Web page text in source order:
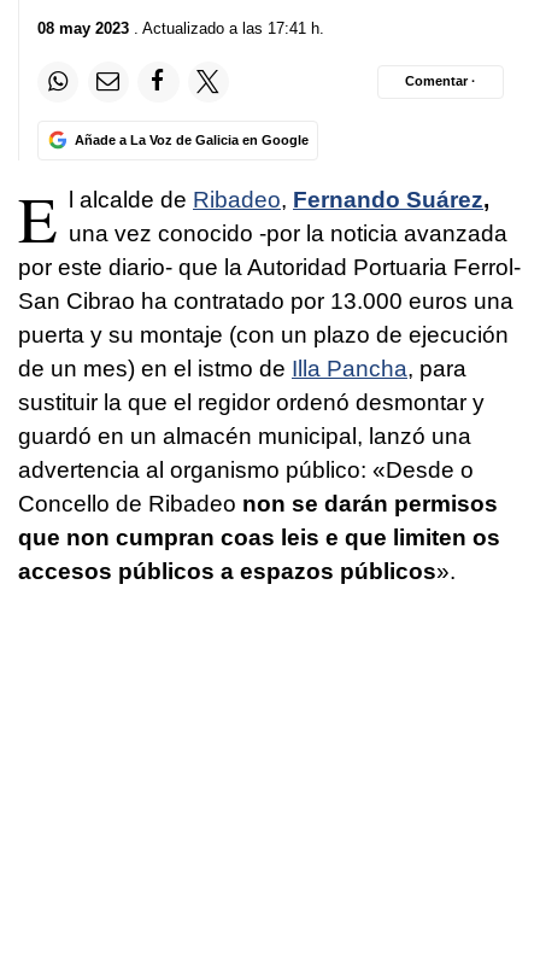
08 may 2023 . Actualizado a las 17:41 h.
Añade a La Voz de Galicia en Google
Comentar ·
E l alcalde de Ribadeo, Fernando Suárez,
una vez conocido -por la noticia avanzada
por este diario- que la Autoridad Portuaria Ferrol-
San Cibrao ha contratado por 13.000 euros una
puerta y su montaje (con un plazo de ejecución
de un mes) en el istmo de Illa Pancha, para
sustituir la que el regidor ordenó desmontar y
guardó en un almacén municipal, lanzó una
advertencia al organismo público: «Desde o
Concello de Ribadeo non se darán permisos
que non cumpran coas leis e que limiten os
accesos públicos a espazos públicos».